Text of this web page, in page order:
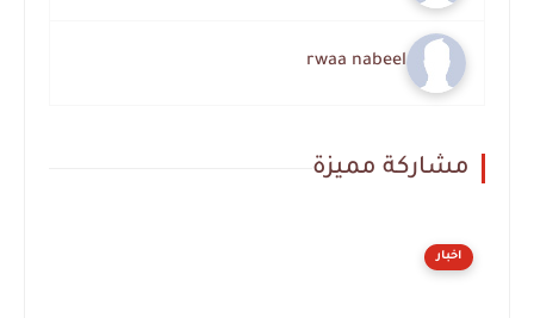
rwaa nabeel
مشاركة مميزة
اخبار